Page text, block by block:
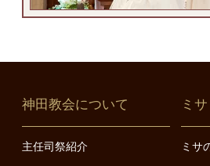
神田教会について
主任司祭紹介
ミ
ミサ